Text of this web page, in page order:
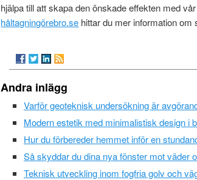
hjälpa till att skapa den önskade effekten med
håltagningörebro.se hittar du mer information om
Andra inlägg
Varför geoteknisk undersökning är
Modern estetik med minimalistisk design i
Hur du förbereder hemmet inför en
Så skyddar du dina nya fönster mot väder
Teknisk utveckling inom fogfria golv och